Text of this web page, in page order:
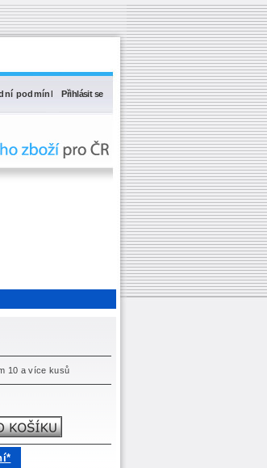
Přihlásit se
podmínky
10 a více kusů